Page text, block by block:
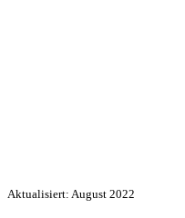
Aktualisiert: August 2022